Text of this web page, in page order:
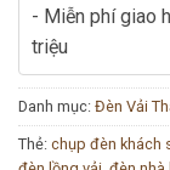
- Miễn phí giao
triệu
Danh mục: Đèn Vải
Thẻ: chụp đèn khách